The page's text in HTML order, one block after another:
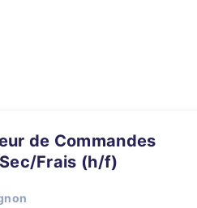
Frais (h/f)